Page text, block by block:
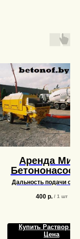
Аренда
Бетононасос
метров
Дальность подачи от
400 р. / 1 шт
Купить Раствор
Цена